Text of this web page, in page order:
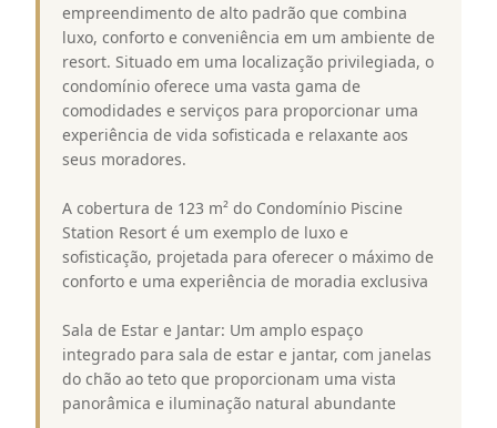
empreendimento de alto padrão que combina
luxo, conforto e conveniência em um ambiente de
resort. Situado em uma localização privilegiada, o
condomínio oferece uma vasta gama de
comodidades e serviços para proporcionar uma
experiência de vida sofisticada e relaxante aos
seus moradores.
A cobertura de 123 m² do Condomínio Piscine
Station Resort é um exemplo de luxo e
sofisticação, projetada para oferecer o máximo de
conforto e uma experiência de moradia exclusiva
Sala de Estar e Jantar: Um amplo espaço
integrado para sala de estar e jantar, com janelas
do chão ao teto que proporcionam uma vista
panorâmica e iluminação natural abundante